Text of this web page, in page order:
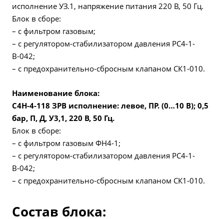
исполнение УЗ.1, напряжение питания 220 В, 50 Гц.
Блок в сборе:
– с фильтром газовым;
– с регулятором-стабилизатором давления РС4-1-
В-042;
– с предохранительно-сбросным клапаном СК1-010.
Наименование блока:
C4H-4-118 ЗРВ исполнение: левое, ПР. (0…10 В); 0,5
бар, П, Д, У3,1, 220 В, 50 Гц.
Блок в сборе:
– с фильтром газовым ФН4-1;
– с регулятором-стабилизатором давления РС4-1-
В-042;
– с предохранительно-сбросным клапаном СК1-010.
Состав блока: